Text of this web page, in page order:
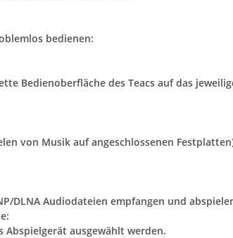
bedienen:
Bedienoberfläche des Teacs auf das
von Musik auf angeschlossenen
DLNA Audiodateien empfangen und
Abspielgerät ausgewählt werden.